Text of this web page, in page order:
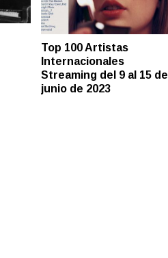
Top 100 Artistas
Internacionales
Streaming del 9 al 15 de
junio de 2023